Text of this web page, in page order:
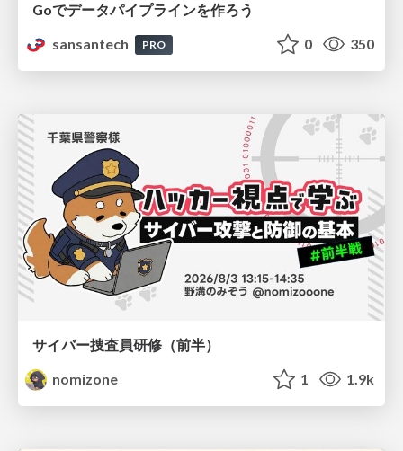
Goでデータパイプラインを作ろう
sansantech
PRO 0 350
サイバー捜査員研修（前半）
nomizone
1 1.9k